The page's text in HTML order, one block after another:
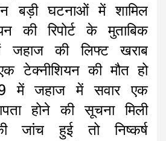
बड़ी घटनाओं में शामिल
की रिपोर्ट के मुताबिक
की लिफ्ट खराब
टेक्नीशियन की मौत हो
में जहाज में सवार एक
होने की सूचना मिली
जांच हुई तो निष्कर्ष